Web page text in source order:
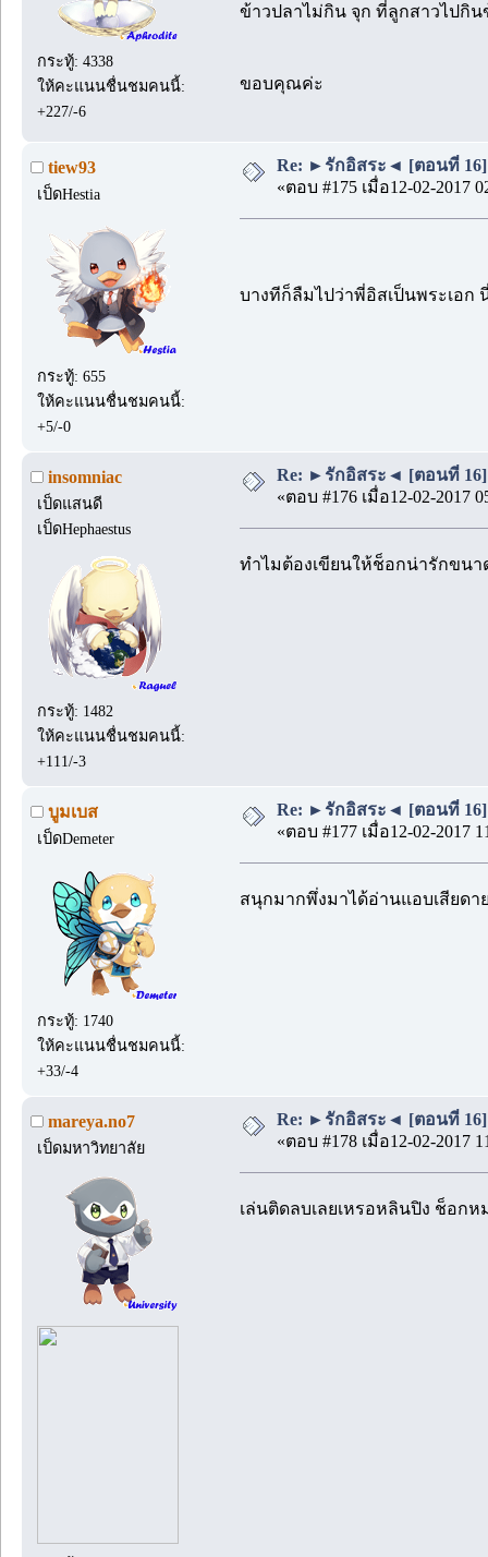
กระทู้: 4338
ให้คะแนนชื่นชมคนนี้:
+227/-6
ข้าวปลาไม่กิน จุก ที่ลูกสาวไปกิ
ขอบคุณค่ะ
tiew93
เป็ดHestia
กระทู้: 655
ให้คะแนนชื่นชมคนนี้:
+5/-0
Re: ►รักอิสระ◄ [ตอนที่ 16]
«ตอบ #175 เมื่อ12-02-2017
บางทีก็ลืมไปว่าพี่อิสเป็นพระเอ
insomniac
เป็ดแสนดี
เป็ดHephaestus
กระทู้: 1482
ให้คะแนนชื่นชมคนนี้:
+111/-3
Re: ►รักอิสระ◄ [ตอนที่ 16]
«ตอบ #176 เมื่อ12-02-2017
ทำไมต้องเขียนให้ช็อกน่ารักขน
บูมเบส
เป็ดDemeter
กระทู้: 1740
ให้คะแนนชื่นชมคนนี้:
+33/-4
Re: ►รักอิสระ◄ [ตอนที่ 16]
«ตอบ #177 เมื่อ12-02-2017
สนุกมากพึ่งมาได้อ่านแอบเสียดา
mareya.no7
เป็ดมหาวิทยาลัย
Re: ►รักอิสระ◄ [ตอนที่ 16]
«ตอบ #178 เมื่อ12-02-2017
เล่นติดลบเลยเหรอหลินปิง ช็อก